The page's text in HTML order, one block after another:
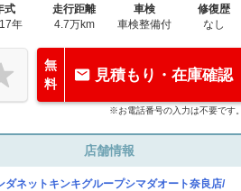
式
年
走行距離
4.7万km
車検
車検整備付
修復歴
なし
無
料
見積もり・在庫確認
※お電話番号の入力は不要です。
店舗情報
ダネットキンキグループシマダオート奈良店/